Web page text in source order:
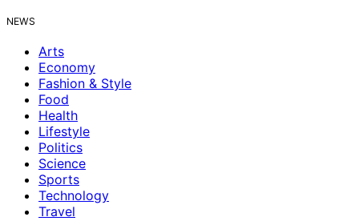
NEWS
Arts
Economy
Fashion & Style
Food
Health
Lifestyle
Politics
Science
Sports
Technology
Travel